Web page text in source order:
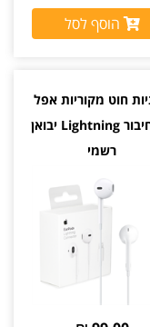
הוסף לסל
חוט מקוריות אפל
עם חיבור Lightning יבואן
רשמי